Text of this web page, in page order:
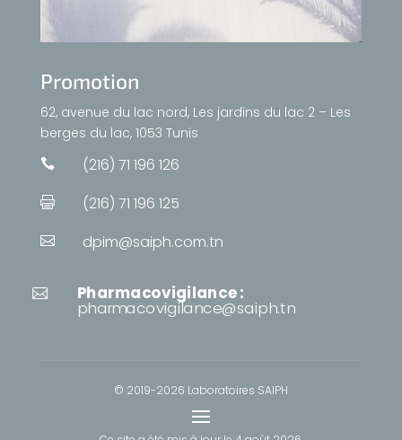
Promotion
62, avenue du lac nord, Les jardins du lac 2 – Les
berges du lac, 1053 Tunis
 (216) 71 196 126
 (216) 71 196 125
 dpim@saiph.com.tn
 Pharmacovigilance :
pharmacovigilance@saiph.tn
© 2019-2026 Laboratoires SAIPH